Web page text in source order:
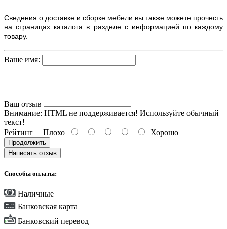
Сведения о доставке и сборке мебели вы также можете прочесть
на страницах каталога в разделе с информацией по каждому
товару.
Ваше имя:
Ваш отзыв
Внимание: HTML не поддерживается! Используйте обычный
текст!
Рейтинг Плохо Хорошо
Продолжить
Написать отзыв
Способы оплаты:
Наличные
Банковская карта
Банковский перевод